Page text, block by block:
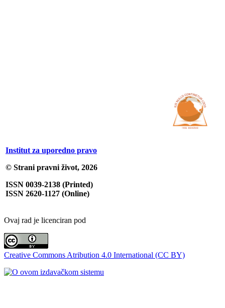
Institut za uporedno pravo
© Strani pravni život, 2026
ISSN 0039-2138 (Printed)
ISSN 2620-1127 (Online)
Ovaj rad je licenciran pod
Creative Commons Atribution 4.0 International (CC BY)